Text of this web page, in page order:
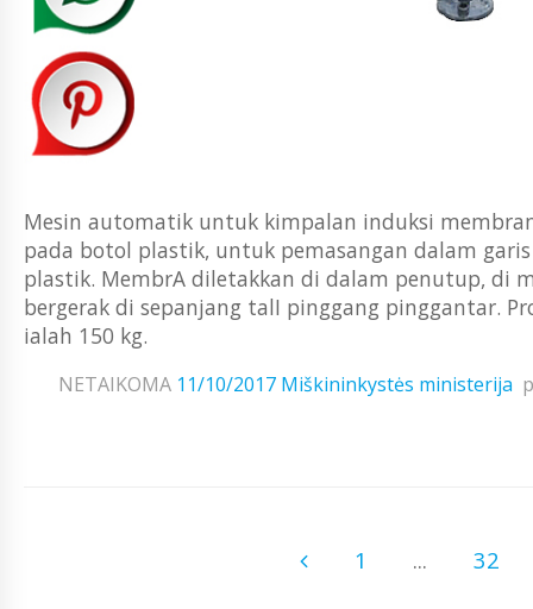
Mesin automatik untuk kimpalan induksi
pada botol plastik, untuk pemasangan dalam
plastik. MembrA diletakkan di dalam penutup, di
bergerak di sepanjang talI pinggang pinggantar.
ialah 150 kg.
NETAIKOMA 11/10/2017 Miškininkystės ministerija
1 ... 32